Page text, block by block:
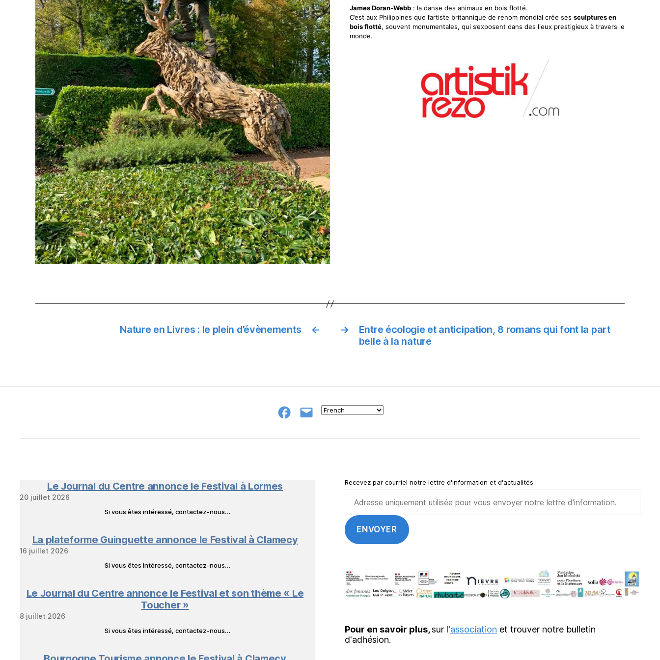
James Doran-Webb : la danse des animaux en bois flotté.
C’est aux Philippines que l’artiste britannique de renom mondial crée ses sculptures en
bois flotté, souvent monumentales, qui s’exposent dans des lieux prestigieux à travers le
monde.
←
Nature en Livres : le plein d’évènements →
Entre écologie et anticipation, 8 romans qui font la part
belle à la nature
GroupeE-
Le Journal du Centre annonce le Festival à Lormes
20 juillet 2026
Si vous êtes intéressé, contactez-nous…
La plateforme Guinguette annonce le Festival à Clamecy
16 juillet 2026
Si vous êtes intéressé, contactez-nous…
Le Journal du Centre annonce le Festival et son thème « Le
Toucher »
8 juillet 2026
Si vous êtes intéressé, contactez-nous…
Recevez par courriel notre lettre d'information et d'actualités :
Pour en savoir plus,sur l'association et trouver notre bulletin
d'adhésion.